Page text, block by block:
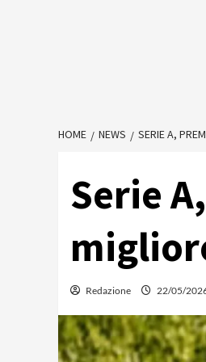
HOME NEWS SERIE A,
Serie
Redazione 22/05/